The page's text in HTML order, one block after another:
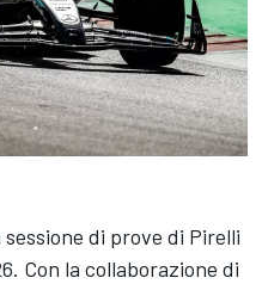
di prove di Pirelli
Con la collaborazione di